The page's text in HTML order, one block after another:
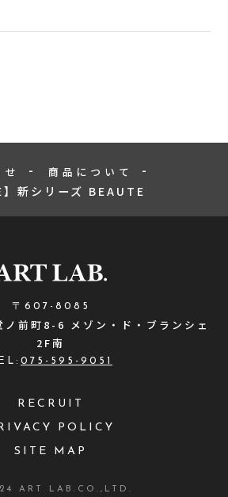
商品について
】新シリーズ BEAUTE
〒607-8085
ノ前町8-6 メゾン・ド・ブランシェ
2F南
075-595-9051
RECRUIT
POLICY
SITE MAP
ART LAB.CO.,LTD.